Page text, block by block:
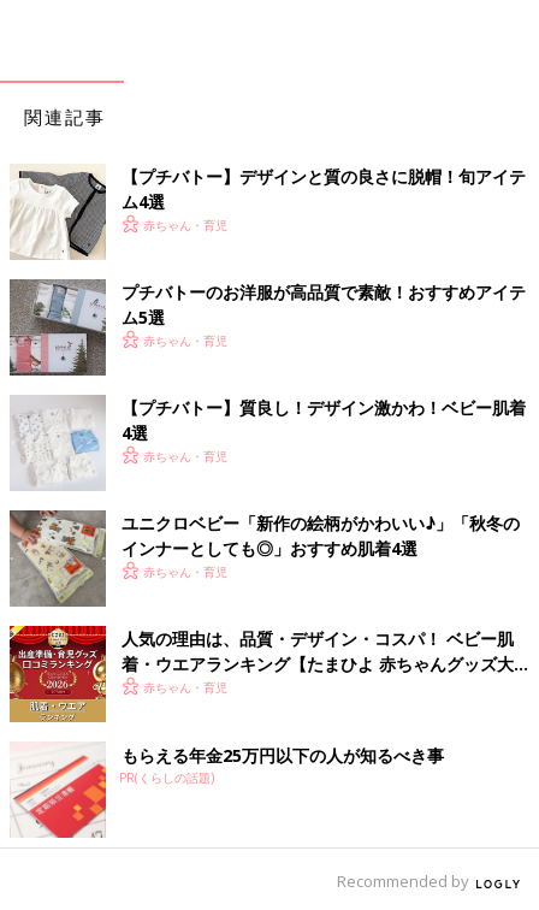
関連記事
【プチバトー】デザインと質の良さに脱帽！旬アイテ
ム4選
赤ちゃん・育児
プチバトーのお洋服が高品質で素敵！おすすめアイテ
ム5選
赤ちゃん・育児
【プチバトー】質良し！デザイン激かわ！ベビー肌着
4選
赤ちゃん・育児
ユニクロベビー「新作の絵柄がかわいい♪」「秋冬の
インナーとしても◎」おすすめ肌着4選
赤ちゃん・育児
人気の理由は、品質・デザイン・コスパ！ ベビー肌
着・ウエアランキング【たまひよ 赤ちゃんグッズ大
賞2026】
赤ちゃん・育児
もらえる年金25万円以下の人が知るべき事
PR(くらしの話題)
Recommended by